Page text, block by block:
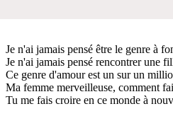
Je n'ai jamais pensé être le genre à
Je n'ai jamais pensé rencontrer une
Ce genre d'amour est un sur un
Ma femme merveilleuse, comment
Tu me fais croire en ce monde à